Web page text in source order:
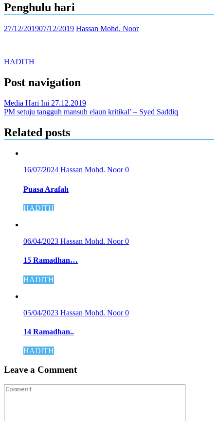
Penghulu hari
27/12/201907/12/2019 Hassan Mohd. Noor
HADITH
Post navigation
Media Hari Ini 27.12.2019
PM setuju tangguh mansuh elaun kritikal’ – Syed Saddiq
Related posts
16/07/2024 Hassan Mohd. Noor0
Puasa Arafah
HADITH
06/04/2023 Hassan Mohd. Noor0
15 Ramadhan…
HADITH
05/04/2023 Hassan Mohd. Noor0
14 Ramadhan..
HADITH
Leave a Comment